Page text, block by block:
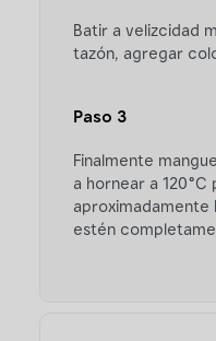
Batir a velizcidad
tazón, agregar
Paso 3
Finalmente
a hornear a 120°C
aproximadamente
estén